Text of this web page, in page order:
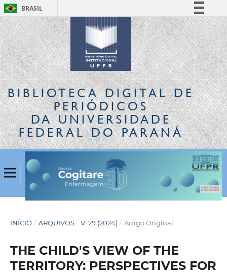
BRASIL
Simplifique!
Comunica BR
Participe
Acesso à informação
Legislação
Canais
BIBLIOTECA DIGITALDE
PERIÓDICOS
DA UNIVERSIDADE
FEDERAL DO PARANÁ
INÍCIO / ARQUIVOS / V. 29 (2024) / Artigo Original
THE CHILD'S VIEW OF THE
TERRITORY: PERSPECTIVES FOR